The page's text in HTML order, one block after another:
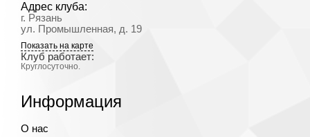
Адрес клуба:
г. Рязань
ул. Промышленная, д. 19
Показать на карте
Клуб работает:
Круглосуточно.
Информация
О нас